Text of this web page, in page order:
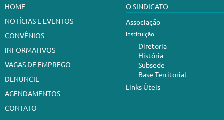
HOME
NOTÍCIAS E EVENTOS
CONVÊNIOS
INFORMATIVOS
VAGAS DE EMPREGO
DENUNCIE
AGENDAMENTOS
CONTATO
O SINDICATO
Associação
Instituição
Diretoria
História
Subsede
Base Territorial
Links Úteis